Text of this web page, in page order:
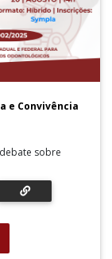
e Convivência
sobre